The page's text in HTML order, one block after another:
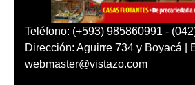
Teléfono: (+593) 985860991 -
Dirección: Aguirre 734 y Boyacá |
webmaster@vistazo.com